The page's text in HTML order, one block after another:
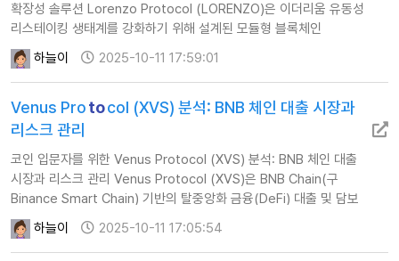
확장성 솔루션 Lorenzo Protocol (LORENZO)은 이더리움 유동성
리스테이킹 생태계를 강화하기 위해 설계된 모듈형 블록체인
프로토콜입니다. 이는 EigenLayer와 같은 리스테이킹 인프라를
활용하여, 사용자들이 스테이킹된 ETH의 유동성을 유지하면서도 다양한
AVS(Actively Validated Services)의 보안을 제공하고 추가 수익을
창출할 수 있게 합니다. LORENZO 토큰은 거버넌스, 네트워크 수…
하늘이 2025-10-11 17:59:01
Venus Protocol (XVS) 분석: BNB 체인 대출 시장과
리스크 관리
코인 입문자를 위한 Venus Protocol (XVS) 분석: BNB 체인 대출
시장과 리스크 관리 Venus Protocol (XVS)은 BNB Chain(구
Binance Smart Chain) 기반의 탈중앙화 금융(DeFi) 대출 및 담보
플랫폼입니다. 사용자는 다양한 암호화폐를 예치하고 이자를 얻거나,
이를 담보로 다른 자산을 대출할 수 있습니다. 특히, Venus는 한때
BUSD와 같은 주요 스테이블 코인 마켓을 중심으로 큰 성장을
하늘이 2025-10-11 17:05:54